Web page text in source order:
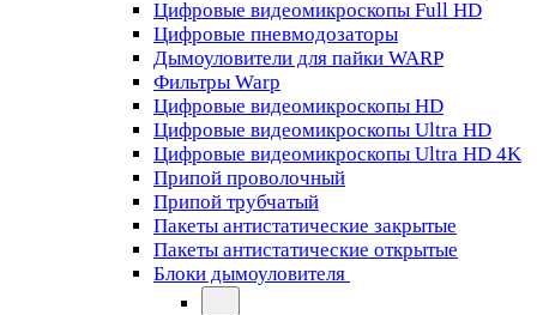
Цифровые видеомикроскопы Full HD
Цифровые пневмодозаторы
Дымоуловители для пайки WARP
Фильтры Warp
Цифровые видеомикроскопы HD
Цифровые видеомикроскопы Ultra HD
Цифровые видеомикроскопы Ultra HD 4K
Припой проволочный
Припой трубчатый
Пакеты антистатические закрытые
Пакеты антистатические открытые
Блоки дымоуловителя